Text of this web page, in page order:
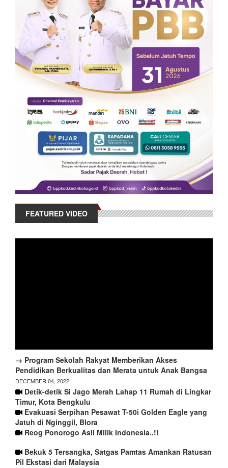
FEATURED VIDEO
→ Program Sekolah Rakyat Memberikan Akses
Pendidikan Berkualitas dan Merata untuk Anak Bangsa
DECEMBER 04, 2022
Detik-detik Si Jago Merah Lahap 11 Rumah di Lingkar
Timur, Kota Bengkulu
Evakuasi Serpihan Pesawat T-50i Golden Eagle yang
Jatuh di Nginggil, Blora
Reog Ponorogo Asli Milik Indonesia..!!
Bekuk 5 Tersangka, Satgas Pamtas Amankan Ratusan
Pil Ekstasi dari Malaysia